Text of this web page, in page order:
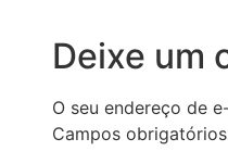
Deixe um
O seu endereço de
Campos